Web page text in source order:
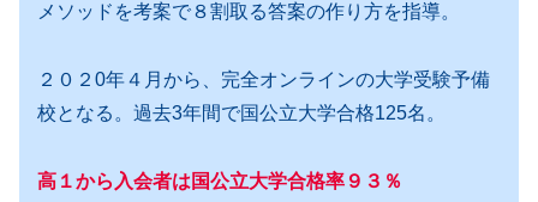
メソッドを考案で８割取る答案の作り方を指導。
２０２0年４月から、完全オンラインの大学受験予備
校となる。過去3年間で国公立大学合格125名。
高１から入会者は国公立大学合格率９３％